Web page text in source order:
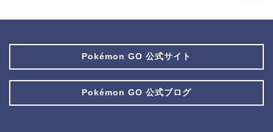
Pokémon GO 公式サイト
Pokémon GO 公式ブログ